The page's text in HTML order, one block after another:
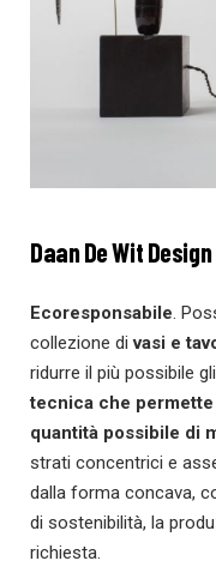
Daan De Wit
Ecoresponsabile.
collezione divasi e
ridurre il più possibile
tecnica che
quantità possibile di
strati concentrici e
dalla forma concava,
di sostenibilità, la
richiesta.